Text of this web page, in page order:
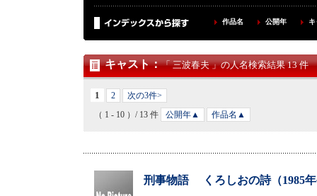
作品名 公開年
キャスト：「 三波春夫 」の人名検索結果 13 件
1 2
次の3件>
（ 1 - 10 ）/ 13 件
公開年▲ 作品名▲
刑事物語 くろしおの詩（1985